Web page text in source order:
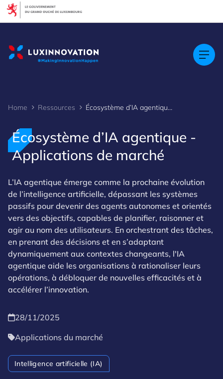
Home Ressources Écosystème d’IA agentique - Applications de marché
Écosystème d’IA agentique -
Applications de marché
L’IA agentique émerge comme la prochaine évolution
de l’intelligence artificielle, dépassant les systèmes
passifs pour devenir des agents autonomes et orientés
vers des objectifs, capables de planifier, raisonner et
agir au nom des utilisateurs. En orchestrant des tâches,
en prenant des décisions et en s’adaptant
dynamiquement aux contextes changeants, l'IA
agentique aide les organisations à rationaliser leurs
opérations, à débloquer de nouvelles efficacités et à
accélérer l’innovation.
28/11/2025
Applications du marché
Intelligence artificielle (IA)
Cookies management panel